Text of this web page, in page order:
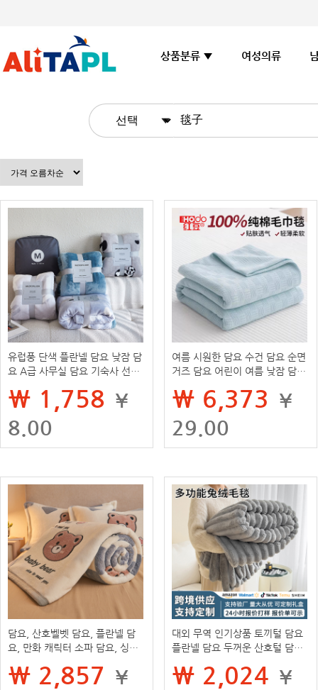
상품분류 ▼ 여성의류
유럽풍 단색 플란넬 담요 낮잠 담
요 A급 사무실 담요 기숙사 선물
₩ 1,758 ¥
8.00
여름 시원한 담요 수건 담요 순면
거즈 담요 어린이 여름 낮잠 담요
₩ 6,373 ¥
29.00
담요, 산호벨벳 담요, 플란넬 담
요, 만화 캐릭터 소파 담요, 싱글
요
₩ 2,857 ¥
대외 무역 인기상품 토끼털 담요
플란넬 담요 두꺼운 산호털 담요
요
₩ 2,024 ¥